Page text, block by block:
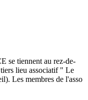
se tiennent au rez-de-
lieu associatif " Le
Les membres de l'asso